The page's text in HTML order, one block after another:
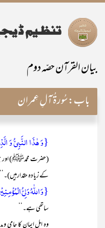
بیان القرآن حصّہ دوم
باب:سُورۃُ آلِ عِمران
{وَ ہٰذَا النَّبِیُّ وَ
(حضرت محمدﷺ) اور
کے زیادہ حقدارہیں)۔‘‘
{وَ اللّٰہُ وَلِیُّ الۡمُؤۡمِنِیۡنَ
ساتھی ہے۔‘‘
وہ اہل ایمان کا حامی